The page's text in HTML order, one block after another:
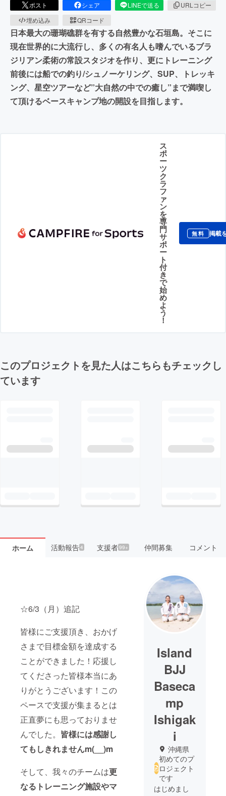
ポスト シェア LINEで送る
URLコピー
埋め込み
QRコード
日本最大の珊瑚礁群を有する自然豊かな石垣島。そこに
現在世界的に大流行し、多くの有名人も嗜んでいるブラ
ジリアン柔術の常設スタジオを作り、更にトレーニング
前後には船での釣り/シュノーケリング、SUP、トレッキ
ング、星空ツアーなど”大自然の中での癒し”まで満喫し
て頂けるベースキャンプ地の開設を目指します。
ス
ポ
ー
ツ
ク
ラ
フ
ァ
ン
を
専
門
サ
ポ
ー
ト
付
き
で
始
め
よ
う
！
無料 掲載
このプロジェクトを見た人はこちらもチェックし
ています
ホーム 活動報告4 支援者99+ 仲間募集 コメント
☆6/3（月）追記
皆様にご支援頂き、おかげ
さまで目標金額を達成する
ことができました！応援し
てくださった皆様本当にあ
りがとうございます！この
ペースで支援が集まるとは
正直夢にも思っておりませ
んでした。 皆様には感謝し
てもしきれませんm(__)m
そして、我々のチームは更
なるトレーニング施設やマ
Island
BJJ
Baseca
mp
Ishigak
i
沖縄県
初めてのプ
ロジェクト
です
はじめまし